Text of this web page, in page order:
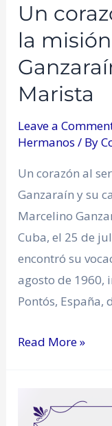
Un
la
Marista
Leave a
Hermanos / By
Un corazón al
Ganzaraín y su
Marcelino
Cuba, el 25 de
encontró su
agosto de 1960,
Pontós,
Read More »